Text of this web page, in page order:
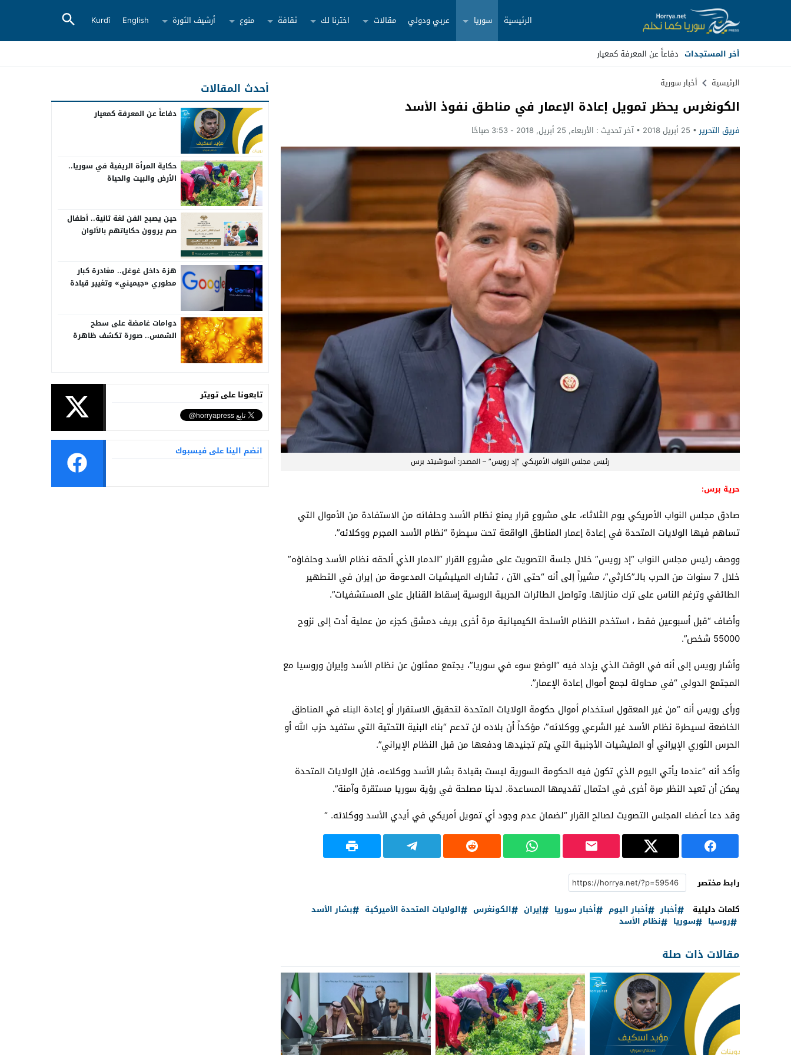
الرئيسية سوريا عربي ودولي مقالات اخترنا لك ثقافة منوع أرشيف الثورة English
Kurdî
أخر المستجدات _
Stop
Previous
Next
الرئيسية أخبار سورية
الكونغرس يحظر تمويل إعادة الإعمار في مناطق نفوذ الأسد
فريق التحرير 25 أبريل 2018 آخر تحديث : الأربعاء, 25 أبريل, 2018 - 3:53 صباحًا
رئيس مجلس النواب الأمريكي “إد رويس” – المصدر: أسوشيتد برس
حرية برس:
صادق مجلس النواب الأمريكي يوم الثلاثاء، على مشروع قرار يمنع نظام الأسد وحلفائه من الاستفادة من الأموال التي
تساهم فيها الولايات المتحدة في إعادة إعمار المناطق الواقعة تحت سيطرة “نظام الأسد المجرم ووكلائه”.
ووصف رئيس مجلس النواب “إد رويس” خلال جلسة التصويت على مشروع القرار “الدمار الذي ألحقه نظام الأسد وحلفاؤه”
خلال 7 سنوات من الحرب بالـ”كارثي”، مشيراً إلى أنه “حتى الآن ، تشارك الميليشيات المدعومة من إيران في التطهير
الطائفي وترغم الناس على ترك منازلها. وتواصل الطائرات الحربية الروسية إسقاط القنابل على المستشفيات”.
وأضاف “قبل أسبوعين فقط ، استخدم النظام الأسلحة الكيميائية مرة أخرى بريف دمشق كجزء من عملية أدت إلى نزوح
55000 شخص”.
وأشار رويس إلى أنه في الوقت الذي يزداد فيه “الوضع سوء في سوريا”، يجتمع ممثلون عن نظام الأسد وإيران وروسيا مع
المجتمع الدولي “في محاولة لجمع أموال إعادة الإعمار”.
ورأى رويس أنه “من غير المعقول استخدام أموال حكومة الولايات المتحدة لتحقيق الاستقرار أو إعادة البناء في المناطق
الخاضعة لسيطرة نظام الأسد غير الشرعي ووكلائه”، مؤكداً أن بلاده لن تدعم “بناء البنية التحتية التي ستفيد حزب الله أو
الحرس الثوري الإيراني أو المليشيات الأجنبية التي يتم تجنيدها ودفعها من قبل النظام الإيراني”.
وأكد أنه “عندما يأتي اليوم الذي تكون فيه الحكومة السورية ليست بقيادة بشار الأسد ووكلاءه، فإن الولايات المتحدة
يمكن أن تعيد النظر مرة أخرى في احتمال تقديمها المساعدة. لدينا مصلحة في رؤية سوريا مستقرة وآمنة”.
وقد دعا أعضاء المجلس التصويت لصالح القرار “لضمان عدم وجود أي تمويل أمريكي في أيدي الأسد ووكلائه. “
رابط مختصر
كلمات دليلية
أخبار أخبار اليوم أخبار سوريا إيران الكونغرس الولايات المتحدة الأميركية
بشار الأسد
روسيا
سوريا نظام الأسد
مقالات ذات صلة
أحدث المقالات
دفاعاً عن المعرفة كمعيار
حكاية المرأة الريفية في سوريا..
الأرض والبيت والحياة
حين يصبح الفن لغة ثانية.. أطفال
صم يروون حكاياتهم بالألوان
هزة داخل غوغل.. مغادرة كبار
مطوري «جيميني» وتغيير قيادة
دوامات غامضة على سطح
الشمس.. صورة تكشف ظاهرة
انضم الينا على فيسبوك
تابعونا على تويتر